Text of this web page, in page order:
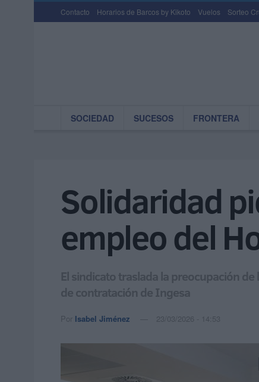
Contacto Horarios de Barcos by Kikoto Vuelos Sorteo
SOCIEDAD SUCESOS FRONTERA
Solidaridad
empleo del
El sindicato traslada la preocupación
de contratación de Ingesa
Por Isabel Jiménez 23/03/2026 - 14:53